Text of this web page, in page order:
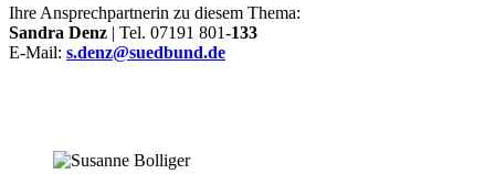
Ihre Ansprechpartnerin zu diesem Thema:
Sandra Denz | Tel. 07191 801-133
E-Mail: s.denz@suedbund.de